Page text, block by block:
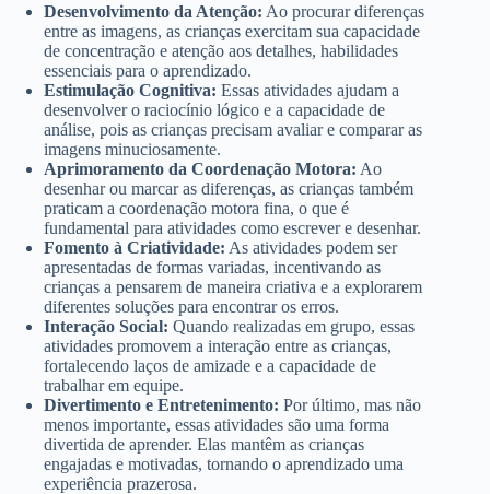
Desenvolvimento da Atenção: Ao procurar diferenças
entre as imagens, as crianças exercitam sua capacidade
de concentração e atenção aos detalhes, habilidades
essenciais para o aprendizado.
Estimulação Cognitiva: Essas atividades ajudam a
desenvolver o raciocínio lógico e a capacidade de
análise, pois as crianças precisam avaliar e comparar as
imagens minuciosamente.
Aprimoramento da Coordenação Motora: Ao
desenhar ou marcar as diferenças, as crianças também
praticam a coordenação motora fina, o que é
fundamental para atividades como escrever e desenhar.
Fomento à Criatividade: As atividades podem ser
apresentadas de formas variadas, incentivando as
crianças a pensarem de maneira criativa e a explorarem
diferentes soluções para encontrar os erros.
Interação Social: Quando realizadas em grupo, essas
atividades promovem a interação entre as crianças,
fortalecendo laços de amizade e a capacidade de
trabalhar em equipe.
Divertimento e Entretenimento: Por último, mas não
menos importante, essas atividades são uma forma
divertida de aprender. Elas mantêm as crianças
engajadas e motivadas, tornando o aprendizado uma
experiência prazerosa.